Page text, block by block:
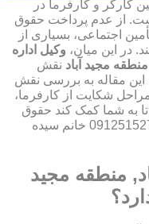
کارگر و کارفرما در
است. از عدم پرداخت حقوق
اجتماعی، بسیاری از
در این میان، وکیل اداره
مجید آباد نقش
این مقاله به بررسی نقش
مراحل شکایت از کارفرما،
به شما کمک کند حقوق
خود را به بهترین شکل مطالبه کنید. 09125152796 خانم سیده
منطقه مجید